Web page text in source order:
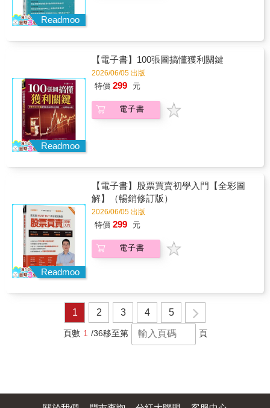
本書精闢剖析為什麼那些頂尖操盤大師和基金
經理人，能獲得如此耀眼的成功。──馬克．梅
林（Mark Melin），《高績效期貨管理》作
者 這是一個美妙的體驗，想像各個時代的交
易大師在你面前將成功經驗與你分享，並給你
誠心的建議。透過這本書，你我有了一對一向
是資深交易者，都可從他對全球市場的解讀而
本書絕對不能錯過。──路易斯．納維里爾
（Louis Navellier），資產管理公司Navellier &
Associates, Inc.創始人暨董事長 這本書，讓
我們得以透過交易員的眼睛解讀金融世界。卡
則：堅持你的交易計畫、進行風險管理、設置
停損點及多元化投資等。成功的順勢交易者嘗
信順勢交易大師創造奇蹟的過程，將不再神
祕。──熱門投資社群網站SeekingAlpha.com
人能從環法自行車賽學到什麼• 史密斯的十大投
資鐵則……如何透過只買入好公司，持續獲
利？揭穿股市謬誤、辨識高品質公司，每一位
投資人的書架上都不該少了這本書。
Readmoo
Readmoo
【電子書】100張圖搞懂獲利關鍵
2026/06/05 出版
特價 299 元
電子書
Readmoo
【電子書】股票買賣初學入門【全彩圖
解】（暢銷修訂版）
2026/06/05 出版
特價 299 元
電子書
1 2 3 4 5
頁數 1 /36移至第 頁